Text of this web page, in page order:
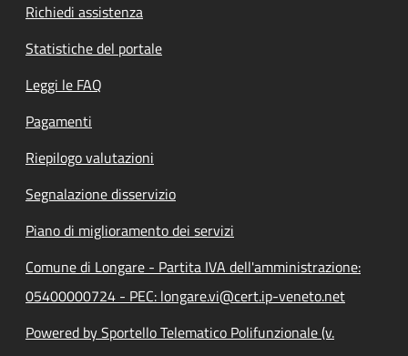
Richiedi assistenza
Statistiche del portale
Leggi le FAQ
Pagamenti
Riepilogo valutazioni
Segnalazione disservizio
Piano di miglioramento dei servizi
Comune di Longare - Partita IVA dell'amministrazione:
05400000724 - PEC: longare.vi@cert.ip-veneto.net
Powered by Sportello Telematico Polifunzionale (v.